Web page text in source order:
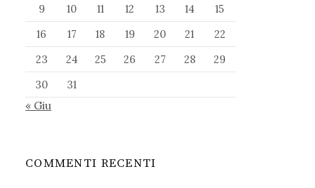
9
10 11 12 13 14
15
16
17 18 19 20 21
22
23
24 25 26 27 28
29
30
31
« Giu
COMMENTI RECENTI